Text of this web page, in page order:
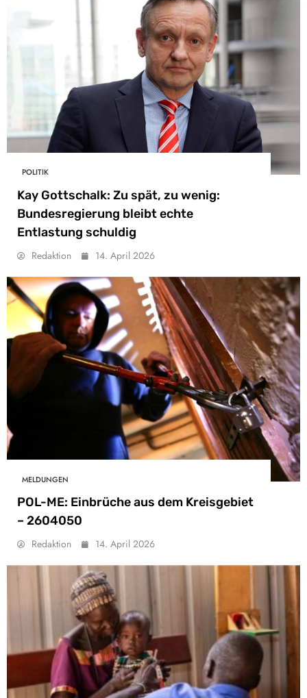
POLITIK
Kay Gottschalk: Zu spät, zu wenig:
Bundesregierung bleibt echte
Entlastung schuldig
Redaktion 14. April 2026
MELDUNGEN
POL-ME: Einbrüche aus dem Kreisgebiet
– 2604050
Redaktion 14. April 2026